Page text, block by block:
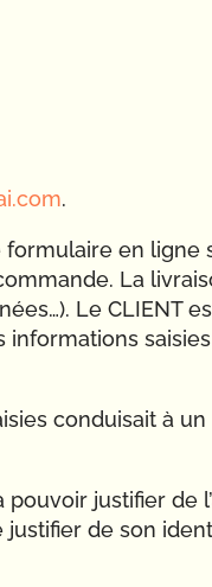
.
en ligne
La
Le CLIENT
conduisait à
justifier de
justifier de son